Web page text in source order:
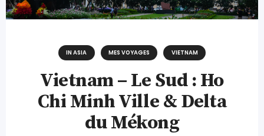
IN ASIA MES VOYAGES VIETNAM
Vietnam – Le Sud : Ho
Chi Minh Ville & Delta
du Mékong